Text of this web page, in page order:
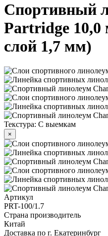
Спортивный
Partridge
слой 1,7 мм)
Текстура: С выемкам
×
Артикул
PRT-100/1.7
Страна производитель
Китай
Доставка по г. Екатеринбург